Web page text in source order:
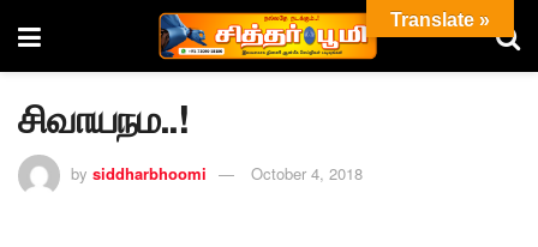
சிவாயநம..!
by siddharbhoomi October 4, 2018
Translate »